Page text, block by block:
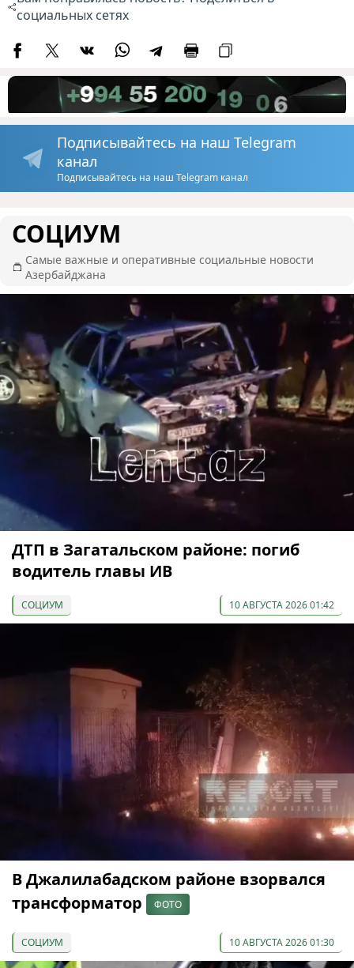
социальных сетях
Подписывайтесь на наш Telegram
канал
Подписывайтесь на наш Telegram канал
СОЦИУМ
Самые важные и оперативные социальные новости
Азербайджана
ДТП в Загатальском районе: погиб
водитель главы ИВ
СОЦИУМ 10 АВГУСТА 2026 01:42
В Джалилабадском районе взорвался
трансформатор
ФОТО
СОЦИУМ 10 АВГУСТА 2026 01:30